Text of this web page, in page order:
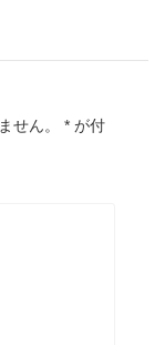
せん。 * が付